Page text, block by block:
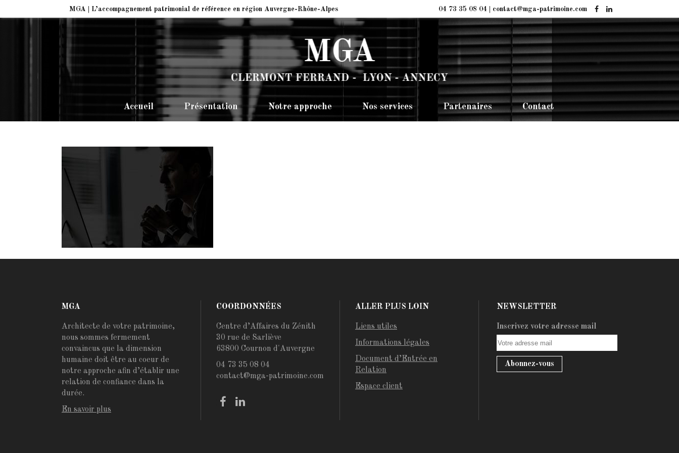
MGA | L’accompagnement patrimonial de référence en région Auvergne-Rhône-Alpes 04 73 35 08 04 | contact@mga-patrimoine.com
Accueil Présentation Notre approche Nos services Partenaires Contact
MGA
Architecte de votre patrimoine,
nous sommes fermement
convaincus que la dimension
humaine doit être au coeur de
notre approche afin d’établir une
relation de confiance dans la
durée.
En savoir plus
COORDONNÉES
Centre d’Affaires du Zénith
30 rue de Sarliève
63800 Cournon d'Auvergne
04 73 35 08 04
contact@mga-patrimoine.com
ALLER PLUS LOIN
Liens utiles
Informations légales
Document d’Entrée en
Relation
Espace client
NEWSLETTER
Inscrivez votre adresse mail